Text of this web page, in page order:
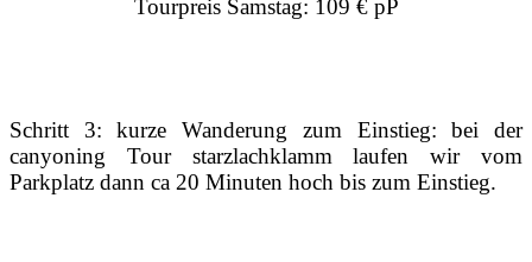
Tourpreis Samstag: 109 € pP
Schritt 3: kurze Wanderung zum Einstieg: bei der
canyoning Tour starzlachklamm laufen wir vom
Parkplatz dann ca 20 Minuten hoch bis zum Einstieg.